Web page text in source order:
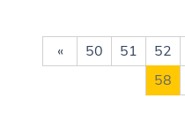
« 50 51 52
58